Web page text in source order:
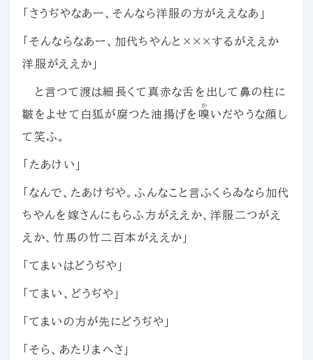
「さうぢやなあー、そんなら洋服の方がええなあ」
「そんならなあー、加代ちやんと×××するがええか
洋服がええか」
と言つて渡は細長くて真赤な舌を出して鼻の柱に
皺をよせて白狐が腐つた油揚げを 嗅
か
いだやうな顔し
て笑ふ。
「たあけい」
「なんで、たあけぢや。ふんなこと言ふくらゐなら加代
ちやんを嫁さんにもらふ方がええか、洋服二つがえ
えか、竹馬の竹二百本がええか」
「てまいはどうぢや」
「てまい、どうぢや」
「てまいの方が先にどうぢや」
「そら、あたりまへさ」